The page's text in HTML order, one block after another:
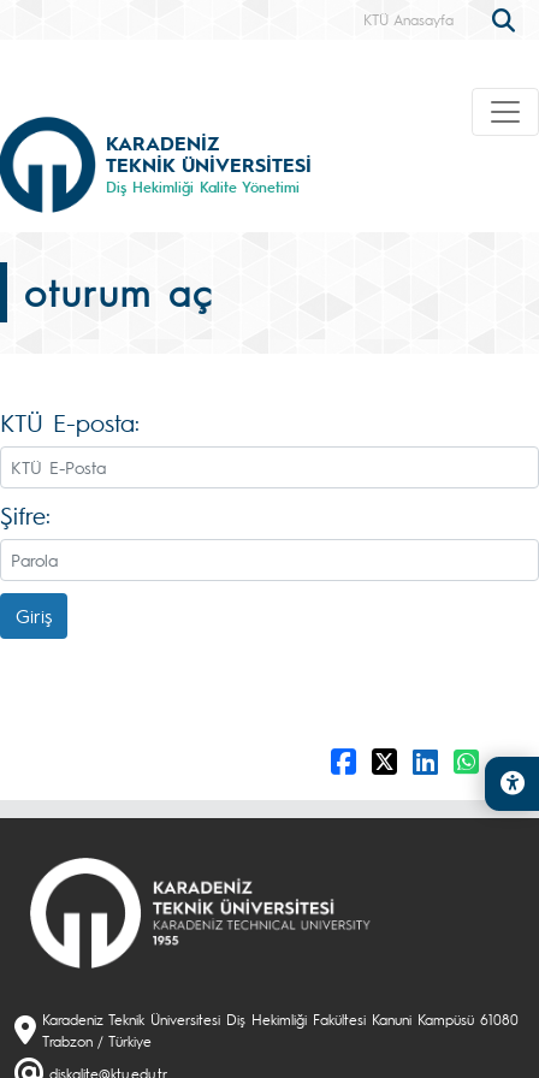
KTÜ Anasayfa
KARADENİZ
TEKNİK ÜNİVERSİTESİ
Diş Hekimliği Kalite Yönetimi
oturum aç
KTÜ E-posta:
Şifre:
Giriş
Karadeniz Teknik Üniversitesi Diş Hekimliği Fakültesi Kanuni Kampüsü 61080
Trabzon / Türkiye
diskalite@ktu.edu.tr